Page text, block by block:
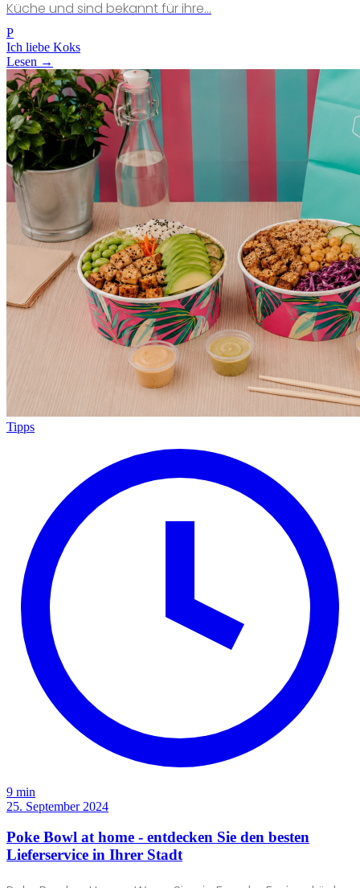
Küche und sind bekannt für ihre...
P
Ich liebe Koks
Lesen →
Tipps
9 min
25. September 2024
Poke Bowl at home - entdecken Sie den besten
Lieferservice in Ihrer Stadt